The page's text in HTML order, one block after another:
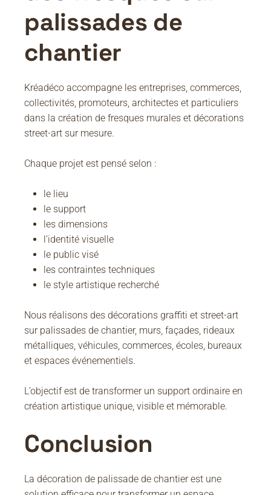
palissades de
chantier
Kréadéco accompagne les entreprises, commerces,
collectivités, promoteurs, architectes et particuliers
dans la création de fresques murales et décorations
street-art sur mesure.
Chaque projet est pensé selon :
le lieu
le support
les dimensions
l’identité visuelle
le public visé
les contraintes techniques
le style artistique recherché
Nous réalisons des décorations graffiti et street-art
sur palissades de chantier, murs, façades, rideaux
métalliques, véhicules, commerces, écoles, bureaux
et espaces événementiels.
L’objectif est de transformer un support ordinaire en
création artistique unique, visible et mémorable.
Conclusion
La décoration de palissade de chantier est une